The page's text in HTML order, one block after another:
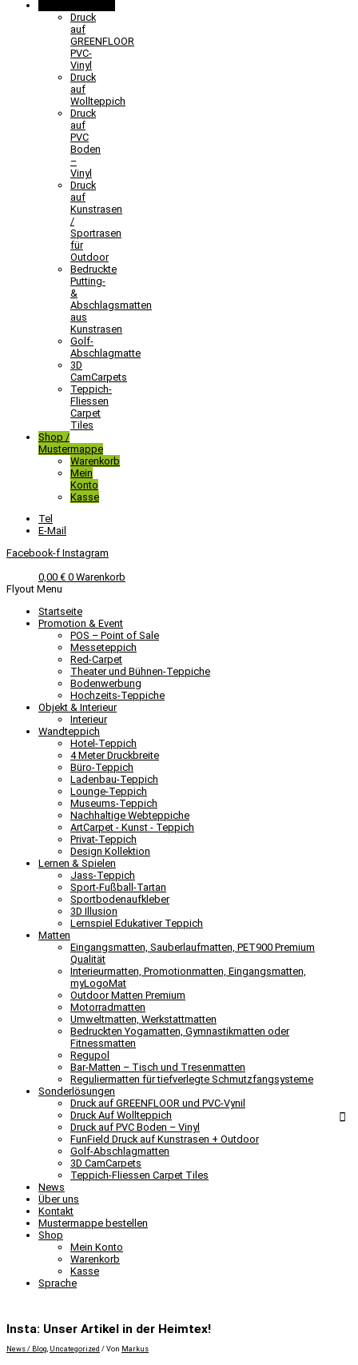
Druck
auf
GREENFLOOR
PVC-
Vinyl
Druck
auf
Wollteppich
Druck
auf
PVC
Boden
–
Vinyl
Druck
auf
Kunstrasen
/
Sportrasen
für
Outdoor
Bedruckte
Putting-
&
Abschlagsmatten
aus
Kunstrasen
Golf-
Abschlagmatte​
3D
CamCarpets
Teppich-
Fliessen
Carpet
Tiles
Shop /
Mustermappe
Warenkorb
Mein
Konto
Kasse
Tel
E-Mail
Facebook-f Instagram
0,00 € 0 Warenkorb
Flyout Menu
Startseite
Promotion & Event
POS – Point of Sale
Messeteppich
Red-Carpet
Theater und Bühnen-Teppiche
Bodenwerbung
Hochzeits-Teppiche
Objekt & Interieur
Interieur
Wandteppich
Hotel-Teppich
4 Meter Druckbreite
Büro-Teppich
Ladenbau-Teppich
Lounge-Teppich
Museums-Teppich
Nachhaltige Webteppiche
ArtCarpet - Kunst - Teppich
Privat-Teppich
Design Kollektion
Lernen & Spielen
Jass-Teppich
Sport-Fußball-Tartan
Sportbodenaufkleber
3D Illusion
Lernspiel Edukativer Teppich
Matten
Eingangsmatten, Sauberlaufmatten, PET900 Premium
Qualität
Interieurmatten, Promotionmatten, Eingangsmatten,
myLogoMat
Outdoor Matten Premium
Motorradmatten
Umweltmatten, Werkstattmatten
Bedruckten Yogamatten, Gymnastikmatten oder
Fitnessmatten
Regupol
Bar-Matten – Tisch und Tresenmatten
Reguliermatten für tiefverlegte Schmutzfangsysteme
Sonderlösungen
Druck auf GREENFLOOR und PVC-Vynil
Druck Auf Wollteppich
Druck auf PVC Boden – Vinyl
FunField Druck auf Kunstrasen + Outdoor
Golf-Abschlagmatten
3D CamCarpets
Teppich-Fliessen Carpet Tiles
News
Über uns
Kontakt
Mustermappe bestellen
Shop
Mein Konto
Warenkorb
Kasse
Sprache
Insta: Unser Artikel in der Heimtex!
News / Blog Uncategorized / Von Markus